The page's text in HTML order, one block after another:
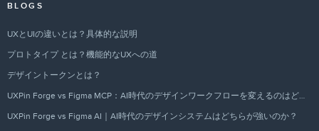
BLOGS
UXとUIの違いとは？具体的な説明
プロトタイプ とは？機能的なUXへの道
デザイントークンとは？
UXPin Forge vs Figma MCP：AI時代のデザインワークフローを変えるのはどちらか？
UXPin Forge vs Figma AI｜AI時代のデザインシステムはどちらが強いのか？